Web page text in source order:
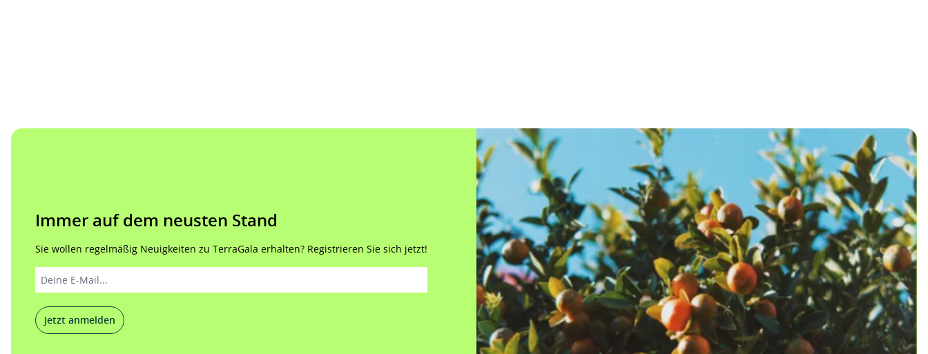
Immer auf dem neusten Stand
Sie wollen regelmäßig Neuigkeiten zu TerraGala erhalten? Registrieren Sie sich jetzt!
Jetzt anmelden